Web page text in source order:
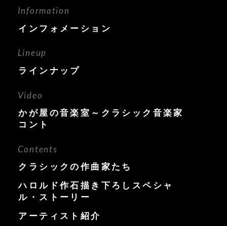
Information
インフォメーション
Lineup
ラインナップ
Video
かが屋の音楽室～クラシック音楽家
コント
Contents
クラシックの作曲家たち
ハロルド作石描き下ろしスペシャ
ル・ストーリー
アーティスト紹介